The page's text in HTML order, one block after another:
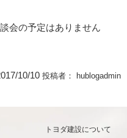
会の予定はありません
10/10 投稿者： hublogadmin
トヨダ建設について